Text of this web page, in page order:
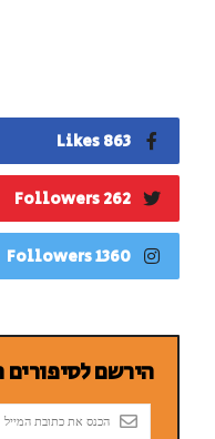
863 Likes
262 Followers
1360 Followers